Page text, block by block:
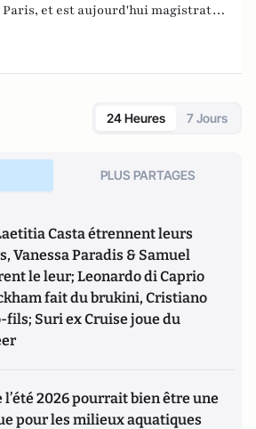
Paris, et est aujourd'hui magistrat
à requérir dans des grandes
la chronique judiciaire et politique
Pasqua). Il est l'auteur deLa
En 2017, il a publié
Macron, je me dis que...
Le Cerf.
24 Heures 7 Jours
PLUS PARTAGES
Casta étrennent leurs
Vanessa Paradis & Samuel
le leur; Leonardo di Caprio
fait du brukini, Cristiano
fils; Suri ex Cruise joue du
l’été 2026 pourrait bien être une
pour les milieux aquatiques